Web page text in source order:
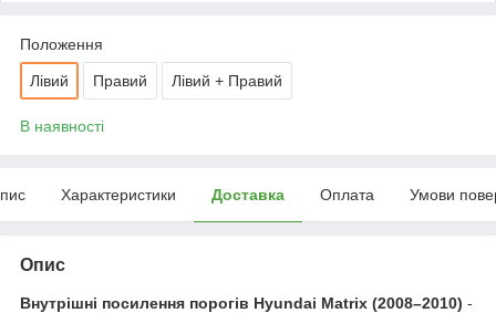
Положення
Лівий Правий Лівий + Правий
В наявності
Характеристики Доставка Оплата Умови
Опис
Внутрішні посилення порогів Hyundai Matrix (2008–2010) -